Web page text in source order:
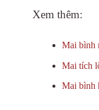
Xem thêm:
Mai bình
Mai tích
Mai bình